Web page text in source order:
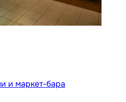
и маркет-бара